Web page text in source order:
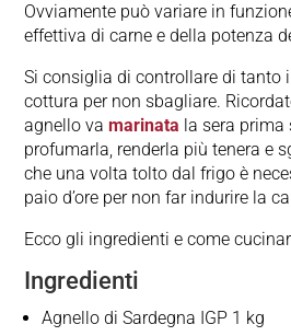
Ovviamente può variare in
effettiva di carne e della potenza
Si consiglia di controllare di tanto
cottura per non sbagliare.
agnello vamarinata la sera
profumarla, renderla più tenera e
che una volta tolto dal frigo è
paio d’ore per non far indurire la
Ecco gli ingredienti e come
Ingredienti
Agnello di Sardegna IGP 1 kg